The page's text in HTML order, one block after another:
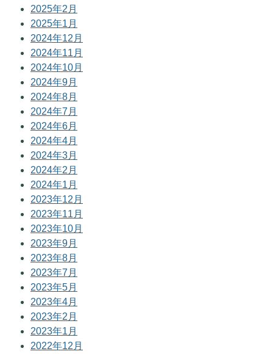
2025年2月
2025年1月
2024年12月
2024年11月
2024年10月
2024年9月
2024年8月
2024年7月
2024年6月
2024年4月
2024年3月
2024年2月
2024年1月
2023年12月
2023年11月
2023年10月
2023年9月
2023年8月
2023年7月
2023年5月
2023年4月
2023年2月
2023年1月
2022年12月